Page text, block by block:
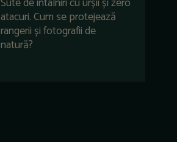
atacuri. Cum se protejează
rangerii și fotografii de
natură?